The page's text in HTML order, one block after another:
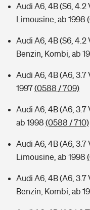
Audi A6, 4B (S6, 4.2
Limousine, ab 1998
Audi A6, 4B (S6, 4.2
Benzin, Kombi, ab
Audi A6, 4B (A6, 3.7
1997(0588 / 709)
Audi A6, 4B (A6, 3.7
ab 1998 (0588 / 710)
Audi A6, 4B (A6, 3.7
Limousine, ab 1998
Audi A6, 4B (A6, 3.7
Benzin, Kombi, ab